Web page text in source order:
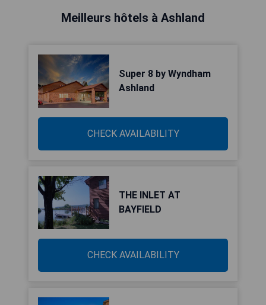
Meilleurs hôtels à Ashland
Super 8 by Wyndham
Ashland
CHECK AVAILABILITY
THE INLET AT
BAYFIELD
CHECK AVAILABILITY